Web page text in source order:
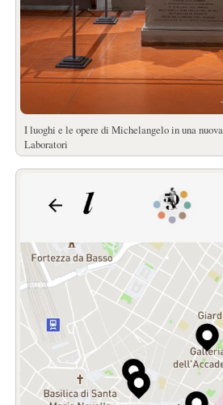
I luoghi e le opere di Michelangelo in una
Laboratori